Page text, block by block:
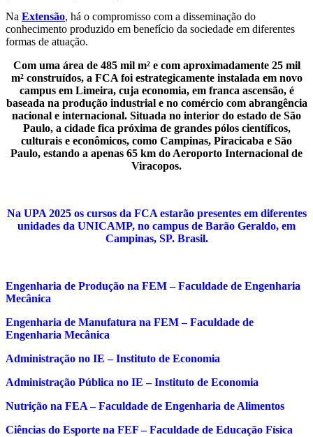
Na Extensão, há o compromisso com a disseminação do
conhecimento produzido em benefício da sociedade em diferentes
formas de atuação.
Com uma área de 485 mil m² e com aproximadamente 25 mil
m² construídos, a FCA foi estrategicamente instalada em novo
campus em Limeira, cuja economia, em franca ascensão, é
baseada na produção industrial e no comércio com abrangência
nacional e internacional. Situada no interior do estado de São
Paulo, a cidade fica próxima de grandes pólos científicos,
culturais e econômicos, como Campinas, Piracicaba e São
Paulo, estando a apenas 65 km do Aeroporto Internacional de
Viracopos.
Na UPA 2025 os cursos da FCA estarão presentes em diferentes
unidades da UNICAMP, no campus de Barão Geraldo, em
Campinas, SP. Brasil.
Engenharia de Produção na FEM – Faculdade de Engenharia
Mecânica
Engenharia de Manufatura na FEM – Faculdade de
Engenharia Mecânica
Administração no IE – Instituto de Economia
Administração Pública no IE – Instituto de Economia
Nutrição na FEA – Faculdade de Engenharia de Alimentos
Ciências do Esporte na FEF – Faculdade de Educação Física